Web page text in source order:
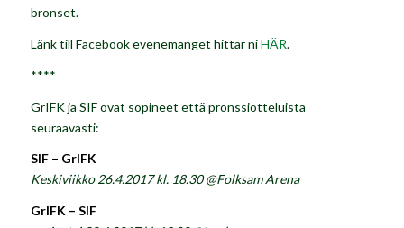
bronset.
Länk till Facebook evenemanget hittar niHÄR.
****
GrIFK ja SIF ovat sopineet että pronssiotteluista
seuraavasti:
SIF – GrIFK
Keskiviikko 26.4.2017 kl. 18.30 @Folksam Arena
GrIFK – SIF